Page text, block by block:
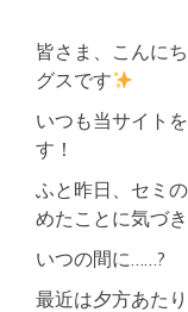
皆さま、こんに
グスです
いつも当サイト
す！
ふと昨日、セミ
めたことに気づき
いつの間に……?
最近は夕方あた